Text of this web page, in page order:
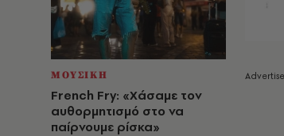
ΜΟΥΣΙΚΗ
French Fry: «Χάσαμε τον
αυθορμητισμό στο να
παίρνουμε ρίσκα»